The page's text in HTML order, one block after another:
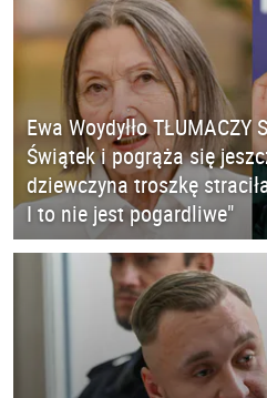
Ewa Woydyłło TŁUMACZY
Świątek i pogrąża się
dziewczyna troszkę
I to nie jest pogardliwe"